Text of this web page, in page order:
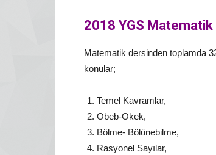
2018 YGS Matematik
Matematik dersinden toplamda
konular;
Temel Kavramlar,
Obeb-Okek,
Bölme- Bölünebilme,
Rasyonel Sayılar,